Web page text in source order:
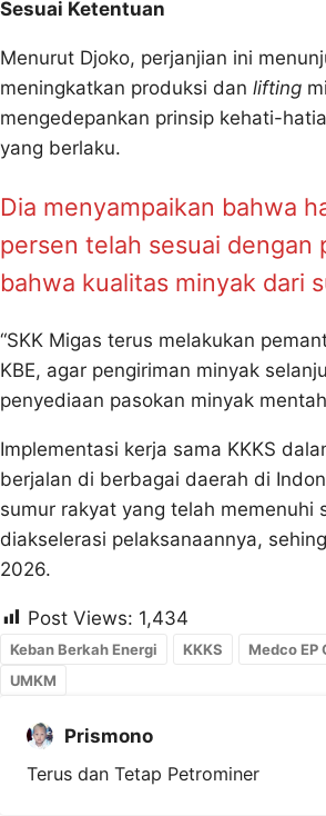
Sesuai Ketentuan
Menurut Djoko, perjanjian ini
meningkatkan produksi dan lifting
mengedepankan prinsip kehati-
yang berlaku.
Dia menyampaikan bahwa
persen telah sesuai dengan
bahwa kualitas minyak dari
“SKK Migas terus melakukan
KBE, agar pengiriman minyak
penyediaan pasokan minyak
Implementasi kerja sama KKKS
berjalan di berbagai daerah di
sumur rakyat yang telah
diakselerasi pelaksanaannya,
2026.
Post Views: 1,434
Keban Berkah Energi KKKS Medco EP
UMKM
Prismono
Terus dan Tetap Petrominer